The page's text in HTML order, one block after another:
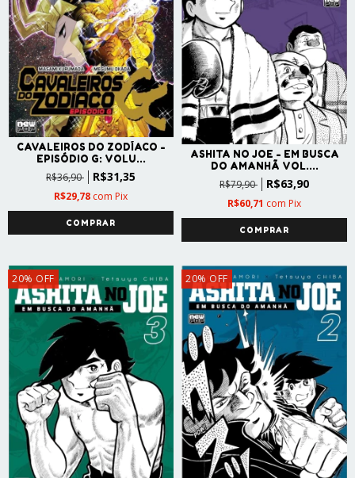
CAVALEIROS DO ZODÍACO -
EPISÓDIO G: VOLU...
R$36,90 R$31,35
R$29,78 com Pix
ASHITA NO JOE - EM BUSCA
DO AMANHÃ VOL....
R$79,90 R$63,90
R$60,71 com Pix
20% OFF 20% OFF